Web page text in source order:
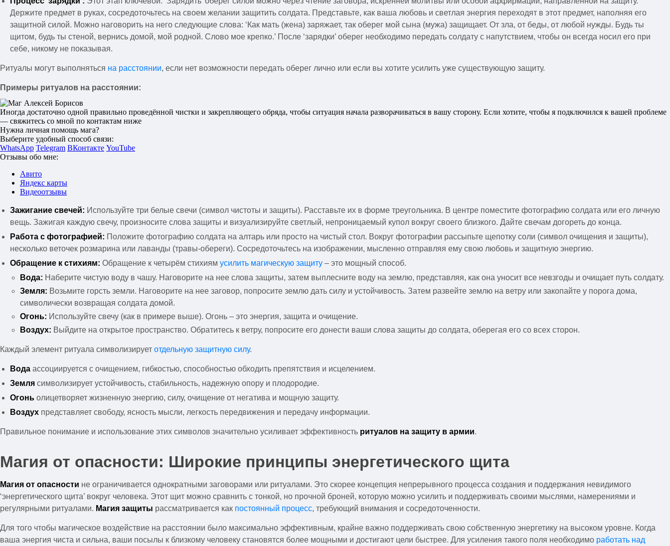
Держите предмет в руках, сосредоточьтесь на своем желании защитить солдата. Представьте, как ваша любовь и светлая энергия переходят в этот предмет, наполняя его
защитной силой. Можно наговорить на него следующие слова: ‘Как мать (жена) заряжает, так оберег мой сына (мужа) защищает. От зла, от беды, от любой нужды. Будь ты
щитом, будь ты стеной, вернись домой, мой родной. Слово мое крепко.’ После ‘зарядки’ оберег необходимо передать солдату с напутствием, чтобы он всегда носил его при
себе, никому не показывая.
Ритуалы могут выполняться на расстоянии, если нет возможности передать оберег лично или если вы хотите усилить уже существующую защиту.
Примеры ритуалов на расстоянии:
Иногда достаточно одной правильно проведённой чистки и закрепляющего обряда, чтобы ситуация начала разворачиваться в вашу сторону. Если хотите, чтобы я подключился к вашей проблеме
— свяжитесь со мной по контактам ниже
Нужна личная помощь мага?
Выберите удобный способ связи:
WhatsApp Telegram ВКонтакте YouTube
Отзывы обо мне:
Авито
Яндекс карты
Видеоотзывы
Зажигание свечей: Используйте три белые свечи (символ чистоты и защиты). Расставьте их в форме треугольника. В центре поместите фотографию солдата или его личную
вещь. Зажигая каждую свечу, произносите слова защиты и визуализируйте светлый, непроницаемый купол вокруг своего близкого. Дайте свечам догореть до конца.
Работа с фотографией: Положите фотографию солдата на алтарь или просто на чистый стол. Вокруг фотографии рассыпьте щепотку соли (символ очищения и защиты),
несколько веточек розмарина или лаванды (травы-обереги). Сосредоточьтесь на изображении, мысленно отправляя ему свою любовь и защитную энергию.
Обращение к стихиям: Обращение к четырём стихиям усилить магическую защиту – это мощный способ.
Вода: Наберите чистую воду в чашу. Наговорите на нее слова защиты, затем выплесните воду на землю, представляя, как она уносит все невзгоды и очищает путь солдату.
Земля: Возьмите горсть земли. Наговорите на нее заговор, попросите землю дать силу и устойчивость. Затем развейте землю на ветру или закопайте у порога дома,
символически возвращая солдата домой.
Огонь: Используйте свечу (как в примере выше). Огонь – это энергия, защита и очищение.
Воздух: Выйдите на открытое пространство. Обратитесь к ветру, попросите его донести ваши слова защиты до солдата, оберегая его со всех сторон.
Каждый элемент ритуала символизирует отдельную защитную силу.
Вода ассоциируется с очищением, гибкостью, способностью обходить препятствия и исцелением.
Земля символизирует устойчивость, стабильность, надежную опору и плодородие.
Огонь олицетворяет жизненную энергию, силу, очищение от негатива и мощную защиту.
Воздух представляет свободу, ясность мысли, легкость передвижения и передачу информации.
Правильное понимание и использование этих символов значительно усиливает эффективность ритуалов на защиту в армии.
Магия от опасности: Широкие принципы энергетического щита
Магия от опасности не ограничивается однократными заговорами или ритуалами. Это скорее концепция непрерывного процесса создания и поддержания невидимого
‘энергетического щита’ вокруг человека. Этот щит можно сравнить с тонкой, но прочной броней, которую можно усилить и поддерживать своими мыслями, намерениями и
регулярными ритуалами. Магия защиты рассматривается как постоянный процесс, требующий внимания и сосредоточенности.
Для того чтобы магическое воздействие на расстоянии было максимально эффективным, крайне важно поддерживать свою собственную энергетику на высоком уровне. Когда
ваша энергия чиста и сильна, ваши посылы к близкому человеку становятся более мощными и достигают цели быстрее. Для усиления такого поля необходимо работать над